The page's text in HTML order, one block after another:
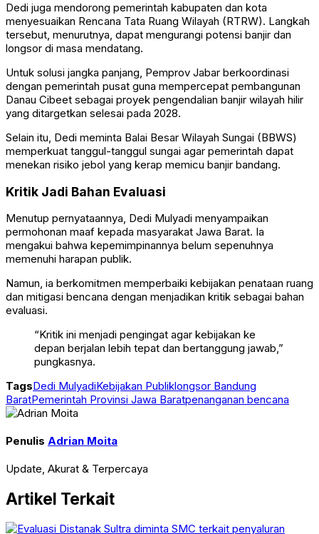
Dedi juga mendorong pemerintah kabupaten dan kota
menyesuaikan Rencana Tata Ruang Wilayah (RTRW). Langkah
tersebut, menurutnya, dapat mengurangi potensi banjir dan
longsor di masa mendatang.
Untuk solusi jangka panjang, Pemprov Jabar berkoordinasi
dengan pemerintah pusat guna mempercepat pembangunan
Danau Cibeet sebagai proyek pengendalian banjir wilayah hilir
yang ditargetkan selesai pada 2028.
Selain itu, Dedi meminta Balai Besar Wilayah Sungai (BBWS)
memperkuat tanggul-tanggul sungai agar pemerintah dapat
menekan risiko jebol yang kerap memicu banjir bandang.
Kritik Jadi Bahan Evaluasi
Menutup pernyataannya, Dedi Mulyadi menyampaikan
permohonan maaf kepada masyarakat Jawa Barat. Ia
mengakui bahwa kepemimpinannya belum sepenuhnya
memenuhi harapan publik.
Namun, ia berkomitmen memperbaiki kebijakan penataan ruang
dan mitigasi bencana dengan menjadikan kritik sebagai bahan
evaluasi.
“Kritik ini menjadi pengingat agar kebijakan ke
depan berjalan lebih tepat dan bertanggung jawab,”
pungkasnya.
TagsDedi MulyadiKebijakan Publiklongsor Bandung
BaratPemerintah Provinsi Jawa Baratpenanganan bencana
Penulis Adrian Moita
Update, Akurat & Terpercaya
Artikel Terkait